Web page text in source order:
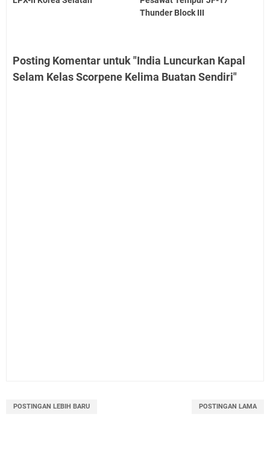
Thunder Block III
Posting Komentar untuk "India Luncurkan Kapal
Selam Kelas Scorpene Kelima Buatan Sendiri"
POSTINGAN LEBIH BARU POSTINGAN LAMA